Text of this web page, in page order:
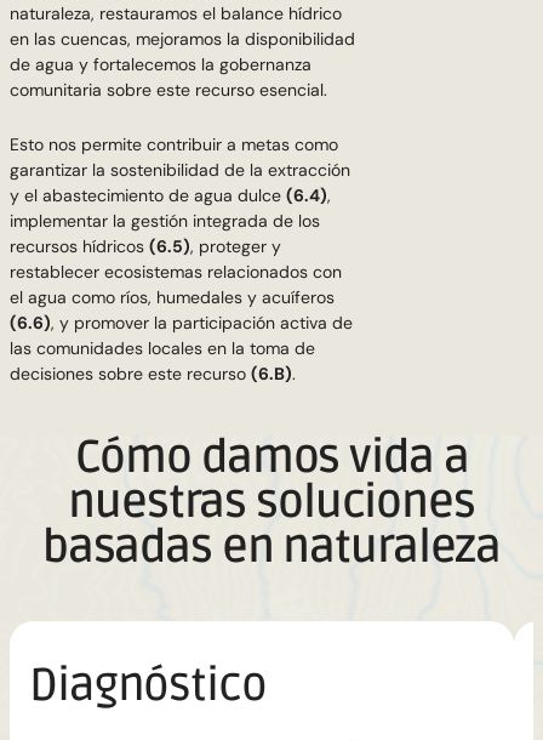
naturaleza, restauramos el balance hídrico
en las cuencas, mejoramos la disponibilidad
de agua y fortalecemos la gobernanza
comunitaria sobre este recurso esencial.
Esto nos permite contribuir a metas como
garantizar la sostenibilidad de la extracción
y el abastecimiento de agua dulce (6.4),
implementar la gestión integrada de los
recursos hídricos (6.5), proteger y
restablecer ecosistemas relacionados con
el agua como ríos, humedales y acuíferos
(6.6), y promover la participación activa de
las comunidades locales en la toma de
decisiones sobre este recurso (6.B).
Cómo damos vida a
nuestras soluciones
basadas en naturaleza
Diagnóstico